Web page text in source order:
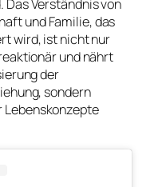
Das Verständnis von
und Familie, das
wird, ist nicht nur
und nährt
der
sondern
Lebenskonzepte